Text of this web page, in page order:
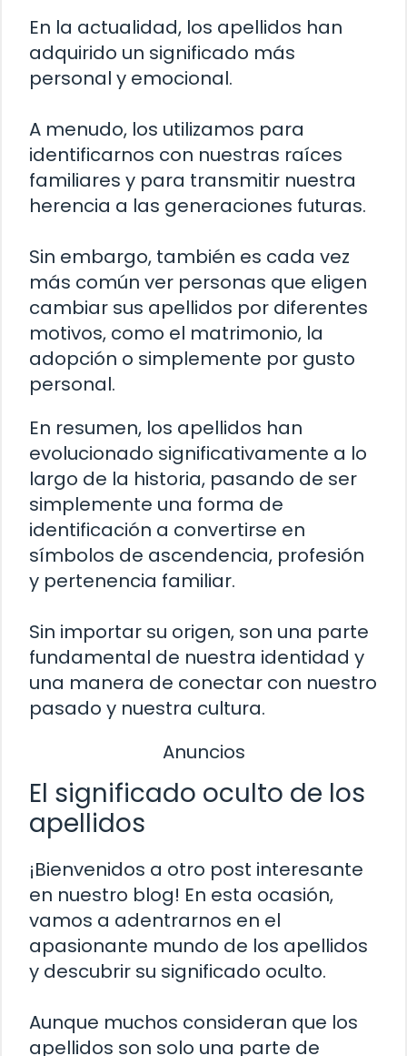
En la actualidad, los apellidos han
adquirido un significado más
personal y emocional.
A menudo, los utilizamos para
identificarnos con nuestras raíces
familiares y para transmitir nuestra
herencia a las generaciones futuras.
Sin embargo, también es cada vez
más común ver personas que eligen
cambiar sus apellidos por diferentes
motivos, como el matrimonio, la
adopción o simplemente por gusto
personal.
En resumen, los apellidos han
evolucionado significativamente a lo
largo de la historia, pasando de ser
simplemente una forma de
identificación a convertirse en
símbolos de ascendencia, profesión
y pertenencia familiar.
Sin importar su origen, son una parte
fundamental de nuestra identidad y
una manera de conectar con nuestro
pasado y nuestra cultura.
Anuncios
El significado oculto de los
apellidos
¡Bienvenidos a otro post interesante
en nuestro blog! En esta ocasión,
vamos a adentrarnos en el
apasionante mundo de los apellidos
y descubrir su significado oculto.
Aunque muchos consideran que los
apellidos son solo una parte de